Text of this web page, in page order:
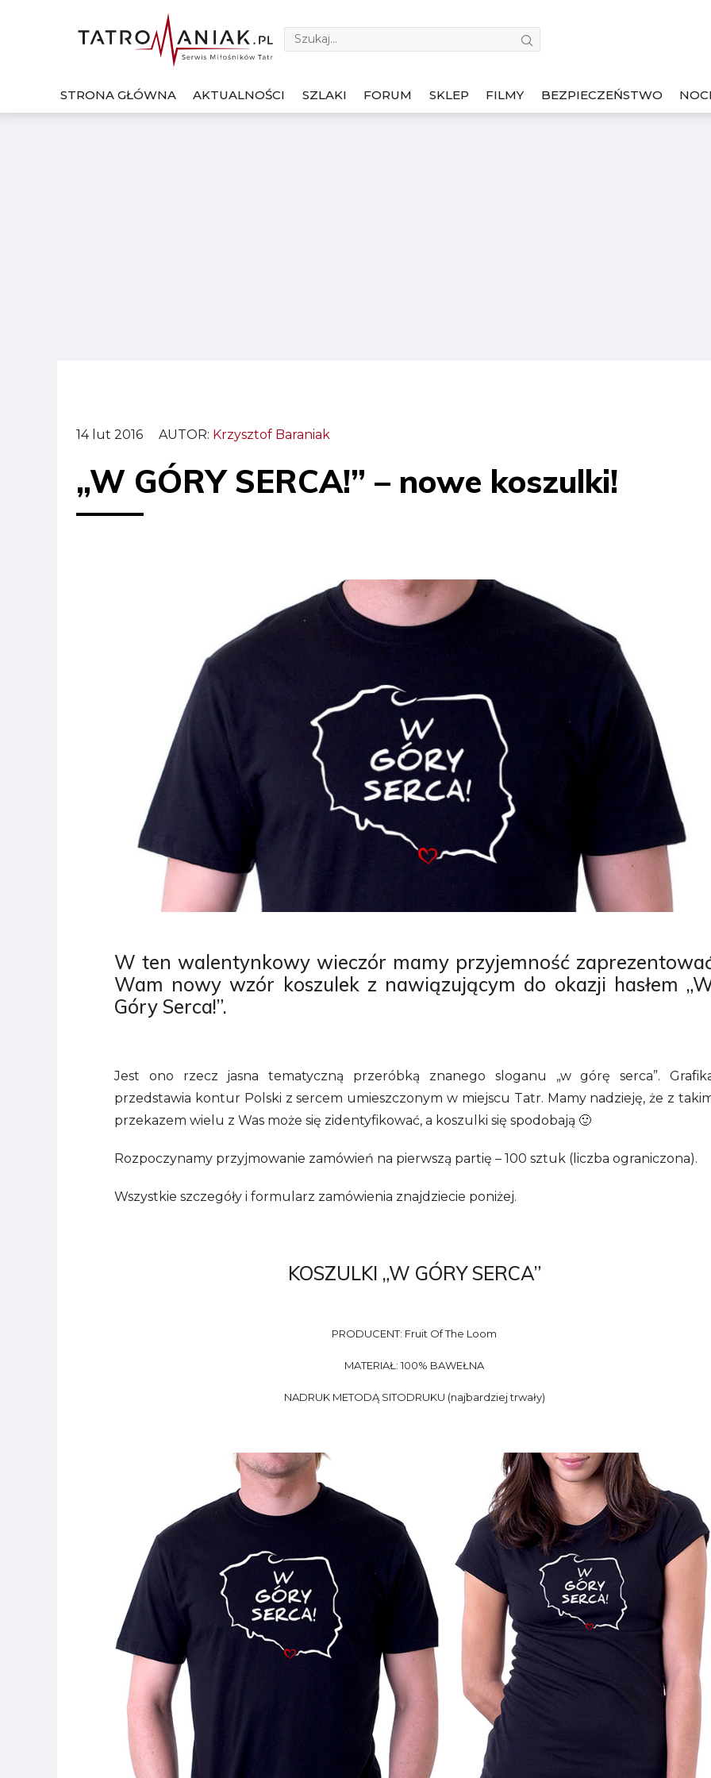
STRONA GŁÓWNA AKTUALNOŚCI SZLAKI FORUM SKLEP FILMY BEZPIECZEŃSTWO
14 lut 2016 AUTOR: Krzysztof Baraniak
„W GÓRY SERCA!” – nowe koszulki!
W ten walentynkowy wieczór mamy przyjemność
Wam nowy wzór koszulek z nawiązującym do okazji hasłem
Góry Serca!”.
Jest ono rzecz jasna tematyczną przeróbką znanego sloganu „w górę serca”.
przedstawia kontur Polski z sercem umieszczonym w miejscu Tatr. Mamy nadzieję, że z
przekazem wielu z Was może się zidentyfikować, a koszulki się spodobają 🙂
Rozpoczynamy przyjmowanie zamówień na pierwszą partię – 100 sztuk (liczba ograniczona).
Wszystkie szczegóły i formularz zamówienia znajdziecie poniżej.
KOSZULKI „W GÓRY SERCA”
PRODUCENT: Fruit Of The Loom
MATERIAŁ: 100% BAWEŁNA
NADRUK METODĄ SITODRUKU (najbardziej trwały)